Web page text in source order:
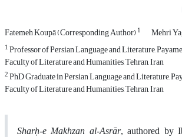
Fatemeh Koupā (Corresponding Author)1 Mehri
1Professor of Persian Language and Literature,
Faculty of Literature and Humanities, Tehran, Iran
2PhD Graduate in Persian Language and Literature,
Faculty of Literature and Humanities, Tehran, Iran
Sharḥ-e Makhzan al-Asrār, authored by